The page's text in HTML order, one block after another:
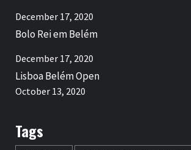
December 17, 2020
Bolo Rei em Belém
December 17, 2020
Lisboa Belém Open
October 13, 2020
Tags